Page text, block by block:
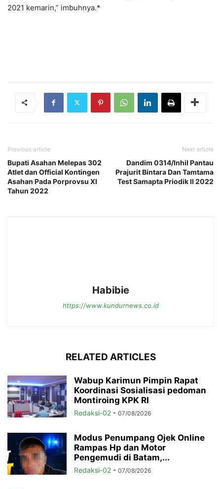
2021 kemarin,” imbuhnya.*
Previous article
Bupati Asahan Melepas 302
Atlet dan Official Kontingen
Asahan Pada Porprovsu XI
Tahun 2022
Next article
Dandim 0314/Inhil Pantau
Prajurit Bintara Dan Tamtama
Test Samapta Priodik II 2022
Habibie
https://www.kundurnews.co.id
RELATED ARTICLES
Wabup Karimun Pimpin Rapat
Koordinasi Sosialisasi pedoman
Montiroing KPK RI
Redaksi-02 - 07/08/2026
Modus Penumpang Ojek Online
Rampas Hp dan Motor
Pengemudi di Batam,...
Redaksi-02 - 07/08/2026